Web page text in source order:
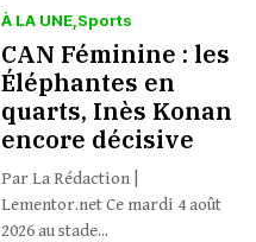
À LA UNE Sports
CAN Féminine : les
Éléphantes en
quarts, Inès Konan
encore décisive
Par La Rédaction |
Lementor.net Ce mardi 4 août
2026 au stade...